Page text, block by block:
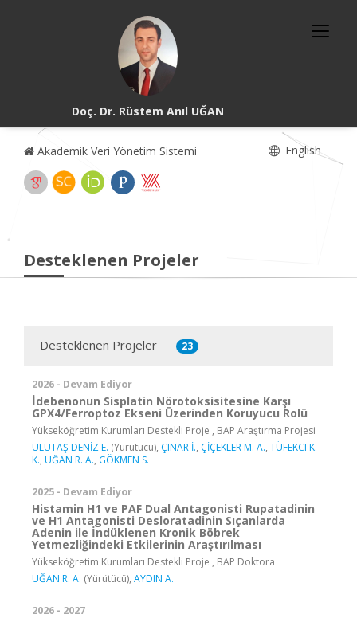
Doç. Dr. Rüstem Anıl UĞAN
Akademik Veri Yönetim Sistemi English
Desteklenen Projeler
Desteklenen Projeler 23
2026 - Devam Ediyor
İdebenonun Sisplatin Nörotoksisitesine Karşı
GPX4/Ferroptoz Ekseni Üzerinden Koruyucu Rolü
Yükseköğretim Kurumları Destekli Proje , BAP Araştırma Projesi
ULUTAŞ DENİZ E. (Yürütücü), ÇINAR İ., ÇİÇEKLER M. A., TÜFEKCI K.
K., UĞAN R. A., GÖKMEN S.
2025 - Devam Ediyor
Histamin H1 ve PAF Dual Antagonisti Rupatadinin
ve H1 Antagonisti Desloratadinin Sıçanlarda
Adenin ile İndüklenen Kronik Böbrek
Yetmezliğindeki Etkilerinin Araştırılması
Yükseköğretim Kurumları Destekli Proje , BAP Doktora
UĞAN R. A. (Yürütücü), AYDIN A.
2026 - 2027